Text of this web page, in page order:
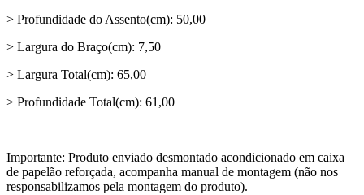
> Profundidade do Assento(cm): 50,00
> Largura do Braço(cm): 7,50
> Largura Total(cm): 65,00
> Profundidade Total(cm): 61,00
Importante: Produto enviado desmontado acondicionado em caixa
de papelão reforçada, acompanha manual de montagem (não nos
responsabilizamos pela montagem do produto).